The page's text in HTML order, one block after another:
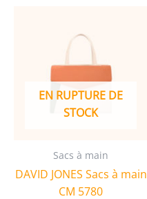
EN RUPTURE DE
STOCK
Sacs à main
DAVID JONES Sacs à main
CM 5780